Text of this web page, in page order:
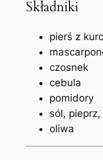
Składniki
pierś z
czosnek
cebula
pomidory
sól,
oliwa